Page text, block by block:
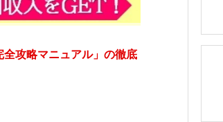
攻略マニュアル」の徹底